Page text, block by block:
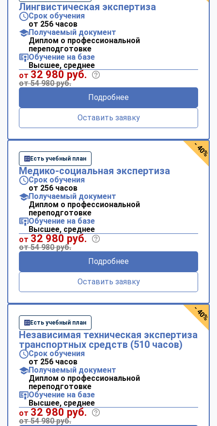
Лингвистическая экспертиза
Срок обучения
от 256 часов
Получаемый документ
Диплом о профессиональной
переподготовке
Обучение на базе
Высшее, среднее
от 32 980 руб.
от 54 980 руб.
Подробнее
Оставить заявку
Есть учебный план
Медико-социальная экспертиза
Срок обучения
от 256 часов
Получаемый документ
Диплом о профессиональной
переподготовке
Обучение на базе
Высшее, среднее
от 32 980 руб.
от 54 980 руб.
Подробнее
Оставить заявку
- 40%
Есть учебный план
Независимая техническая экспертиза
транспортных средств (510 часов)
Срок обучения
от 256 часов
Получаемый документ
Диплом о профессиональной
переподготовке
Обучение на базе
Высшее, среднее
от 32 980 руб.
от 54 980 руб.
- 40%